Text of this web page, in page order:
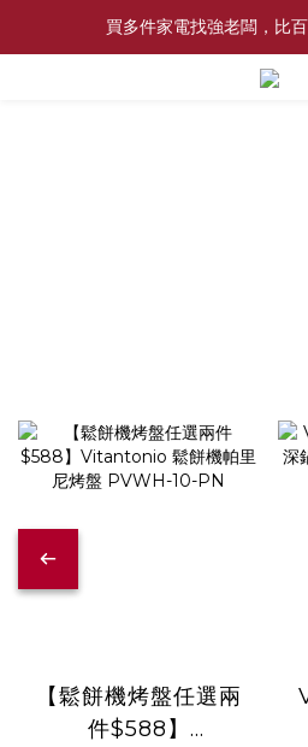
買多件家電找強老闆，比
買多件家電找強老闆，比
官網現金轉帳優惠 結帳輸【
【鬆餅機烤盤任選兩
件$588】